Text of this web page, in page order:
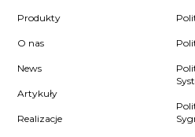
Produkty
O nas
News
Artykuły
Realizacje